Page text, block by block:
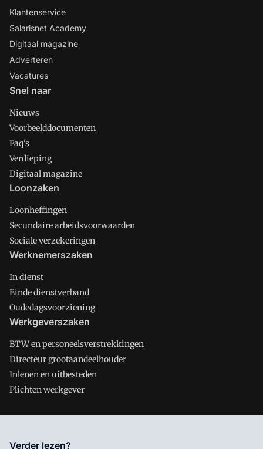
Klantenservice
Salarisnet Academy
Digitaal magazine
Adverteren
Vacatures
Snel naar
Nieuws
Voorbeelddocumenten
Faq's
Verdieping
Digitaal magazine
Loonzaken
Loonheffingen
Secundaire arbeidsvoorwaarden
Sociale verzekeringen
Werknemerszaken
In dienst
Einde dienstverband
Oudedagsvoorziening
Werkgeverszaken
BTW en personeelsverstrekkingen
Directeur grootaandeelhouder
Inlenen en uitbesteden
Plichten werkgever
Salarisnet is onderdeel van VMN media. Lees in
Verder lezen?